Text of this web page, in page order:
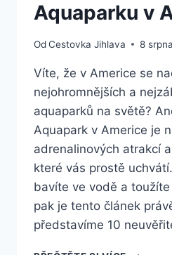
Aquaparku v
OdCestovka Jihlava 8
Víte, že v Americe se
nejohromnějších a
aquaparků na světě?
Aquapark v Americe je
adrenalinových atrakcí
které vás prostě
bavíte ve vodě a
pak je tento článek
představíme 10
10